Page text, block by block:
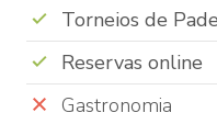
Torneios de
Reservas online
Gastronomia